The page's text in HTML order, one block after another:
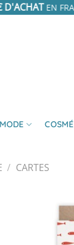
EN
MODE
/ CARTES